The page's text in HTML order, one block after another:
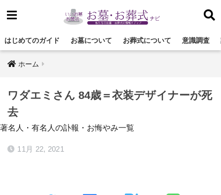
はじめてのガイド お墓について お葬式について 意識調査
ホーム
ワダエミさん 84歳＝衣装デザイナーが死
去
著名人・有名人の訃報・お悔やみ一覧
11月 22, 2021